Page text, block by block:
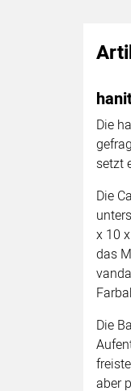
Die
setzt
Die
x 10
das
Die
aber